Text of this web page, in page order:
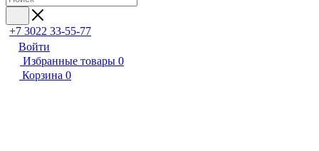
+7 3022 33-55-77
Войти
Избранные товары 0
Корзина 0